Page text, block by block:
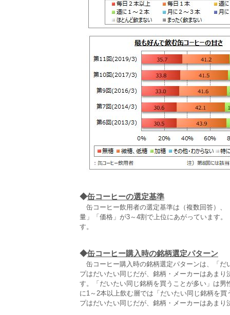
◆缶コーヒーの選定基準
缶コーヒー飲用者の選定基準は（複数回答）、
量」「価格」が3～4割で上位にあがっています
す。
◆缶コーヒー購入時の銘柄選定パターン
缶コーヒー購入時の銘柄選定パターンは、「だ
プはだいたい同じだが、銘柄・メーカーはあま
す。「だいたい同じ銘柄を買うことが多い」は
に1～2本以上飲む層では「だいたい同じ銘柄を
プはだいたい同じだが、銘柄・メーカーはあま